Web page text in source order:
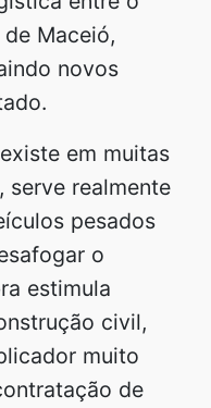
Maceió,
novos
em muitas
serve realmente
pesados
o
estimula
civil,
muito
de